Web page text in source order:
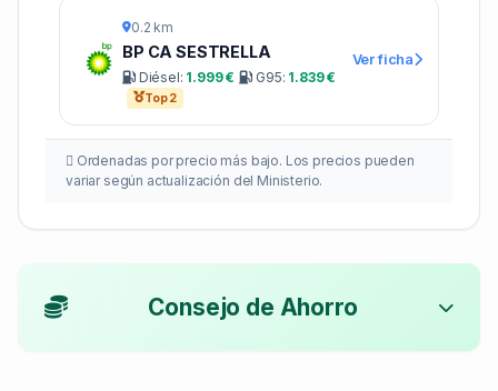
0.2 km
BP CA SESTRELLA
Diésel: 1.999 € G95: 1.839 €
Top 2
Ver ficha
Ordenadas por precio más bajo. Los precios pueden
variar según actualización del Ministerio.
Consejo de Ahorro